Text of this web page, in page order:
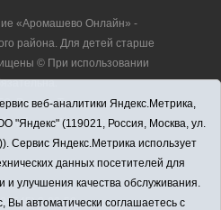
«Аромашево Онлайн» -
района. Для детей старше
© При использовании
Россия, Тюменская
район, с. Аромашево, ул.
редакции:
2-30-58
веб-аналитики Яндекс.Метрика,
"Яндекс" (119021, Россия, Москва, ул.
Сервис Яндекс.Метрика использует
данных посетителей для
и улучшения качества обслуживания.
Вы автоматически соглашаетесь с